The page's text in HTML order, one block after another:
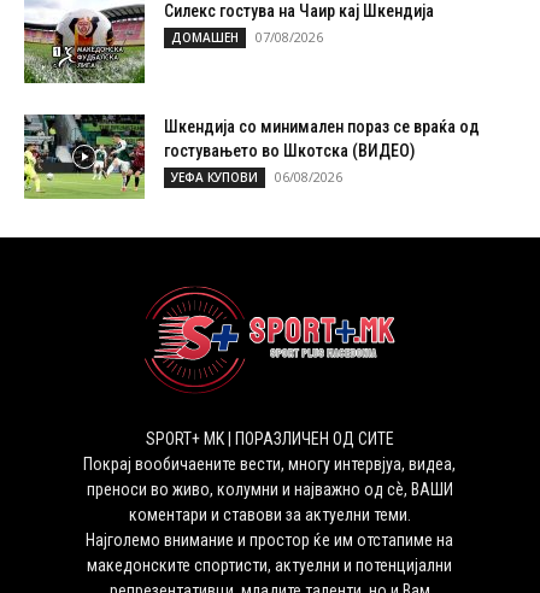
Силекс гостува на Чаир кај Шкендија
ДОМАШЕН 07/08/2026
Шкендија со минимален пораз се враќа од
гостувањето во Шкотска (ВИДЕО)
УЕФА КУПОВИ 06/08/2026
SPORT+ MK | ПОРАЗЛИЧЕН ОД СИТЕ
Покрај вообичаените вести, многу интервјуа, видеа,
преноси во живо, колумни и најважно од сѐ, ВАШИ
коментари и ставови за актуелни теми.
Најголемо внимание и простор ќе им отстапиме на
македонските спортисти, актуелни и потенцијални